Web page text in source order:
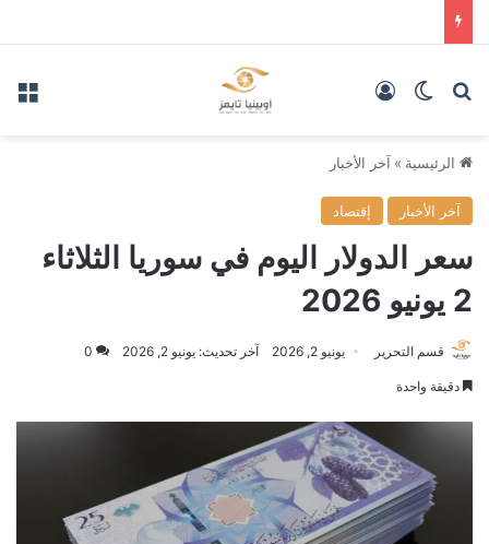
بحث عنالوضع المظلم
الرئيسية » آخر الأخبار
آخر الأخبار إقتصاد
سعر الدولار اليوم في سوريا الثلاثاء
2 يونيو 2026
قسم التحرير يونيو 2, 2026 آخر تحديث: يونيو 2, 2026 0
دقيقة واحدة